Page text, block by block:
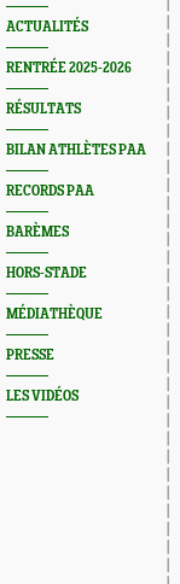
ACTUALITÉS
RENTRÉE 2025-2026
RÉSULTATS
BILAN ATHLÈTES PAA
RECORDS PAA
BARÈMES
HORS-STADE
MÉDIATHÈQUE
PRESSE
LES VIDÉOS